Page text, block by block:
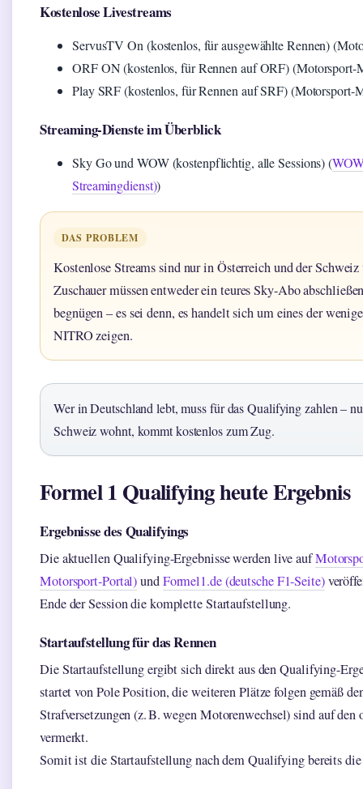
Kostenlose Livestreams
ServusTV On (kostenlos, für ausgewählte Rennen)
ORF ON (kostenlos, für Rennen auf ORF) (Motorsport-
Play SRF (kostenlos, für Rennen auf SRF) (Motorsport-
Streaming-Dienste im Überblick
Sky Go und WOW (kostenpflichtig, alle Sessions) (
Streamingdienst))
DAS PROBLEM
Kostenlose Streams sind nur in Österreich und der Schweiz
Zuschauer müssen entweder ein teures Sky-Abo
begnügen – es sei denn, es handelt sich um eines der
NITRO zeigen.
Wer in Deutschland lebt, muss für das Qualifying zahlen –
Schweiz wohnt, kommt kostenlos zum Zug.
Formel 1 Qualifying heute Ergebnis
Ergebnisse des Qualifyings
Die aktuellen Qualifying-Ergebnisse werden live auf
Motorsport-Portal)undFormel1.de (deutsche F1-Seite)
Ende der Session die komplette Startaufstellung.
Startaufstellung für das Rennen
Die Startaufstellung ergibt sich direkt aus den Qualifying-
startet von Pole Position, die weiteren Plätze folgen gemäß
Strafversetzungen (z. B. wegen Motorenwechsel) sind auf
vermerkt.
Somit ist die Startaufstellung nach dem Qualifying bereits